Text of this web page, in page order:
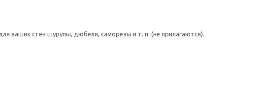
ваших стен шурупы, дюбели, саморезы и т. п. (не прилагаются).